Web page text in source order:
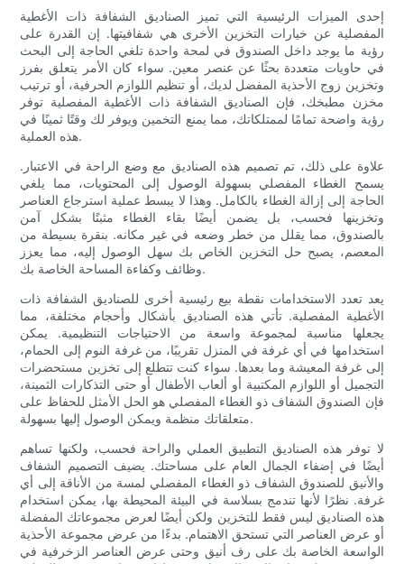
إحدى الميزات الرئيسية التي تميز الصناديق الشفافة ذات الأغطية
المفصلية عن خيارات التخزين الأخرى هي شفافيتها. إن القدرة على
رؤية ما يوجد داخل الصندوق في لمحة واحدة تلغي الحاجة إلى البحث
في حاويات متعددة بحثًا عن عنصر معين. سواء كان الأمر يتعلق بفرز
وتخزين زوج الأحذية المفضل لديك، أو تنظيم اللوازم الحرفية، أو ترتيب
مخزن مطبخك، فإن الصناديق الشفافة ذات الأغطية المفصلية توفر
رؤية واضحة تمامًا لممتلكاتك، مما يمنع التخمين ويوفر لك وقتًا ثمينًا في
هذه العملية.
علاوة على ذلك، تم تصميم هذه الصناديق مع وضع الراحة في الاعتبار.
يسمح الغطاء المفصلي بسهولة الوصول إلى المحتويات، مما يلغي
الحاجة إلى إزالة الغطاء بالكامل. وهذا لا يبسط عملية استرجاع العناصر
وتخزينها فحسب، بل يضمن أيضًا بقاء الغطاء مثبتًا بشكل آمن
بالصندوق، مما يقلل من خطر وضعه في غير مكانه. بنقرة بسيطة من
المعصم، يصبح حل التخزين الخاص بك سهل الوصول إليه، مما يعزز
وظائف وكفاءة المساحة الخاصة بك.
يعد تعدد الاستخدامات نقطة بيع رئيسية أخرى للصناديق الشفافة ذات
الأغطية المفصلية. تأتي هذه الصناديق بأشكال وأحجام مختلفة، مما
يجعلها مناسبة لمجموعة واسعة من الاحتياجات التنظيمية. يمكن
استخدامها في أي غرفة في المنزل تقريبًا، من غرفة النوم إلى الحمام،
إلى غرفة المعيشة وما بعدها. سواء كنت تتطلع إلى تخزين مستحضرات
التجميل أو اللوازم المكتبية أو ألعاب الأطفال أو حتى التذكارات الثمينة،
فإن الصندوق الشفاف ذو الغطاء المفصلي هو الحل الأمثل للحفاظ على
متعلقاتك منظمة ويمكن الوصول إليها بسهولة.
لا توفر هذه الصناديق التطبيق العملي والراحة فحسب، ولكنها تساهم
أيضًا في إضفاء الجمال العام على مساحتك. يضيف التصميم الشفاف
والأنيق للصندوق الشفاف ذو الغطاء المفصلي لمسة من الأناقة إلى أي
غرفة. نظرًا لأنها تندمج بسلاسة في البيئة المحيطة بها، يمكن استخدام
هذه الصناديق ليس فقط للتخزين ولكن أيضًا لعرض مجموعاتك المفضلة
أو عرض العناصر التي تستحق الاهتمام. بدءًا من عرض مجموعة الأحذية
الواسعة الخاصة بك على رف أنيق وحتى عرض العناصر الزخرفية في